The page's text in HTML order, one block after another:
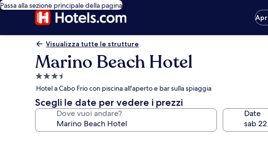
Passa alla sezione principale della pagina
Visualizza tutte le strutture
Marino Beach Hotel
Struttura
a
3.5
stelle
Hotel a Cabo Frio con piscina all'aperto e bar sulla spiaggia
Scegli le date per vedere i prezzi
Dove vuoi andare? Date